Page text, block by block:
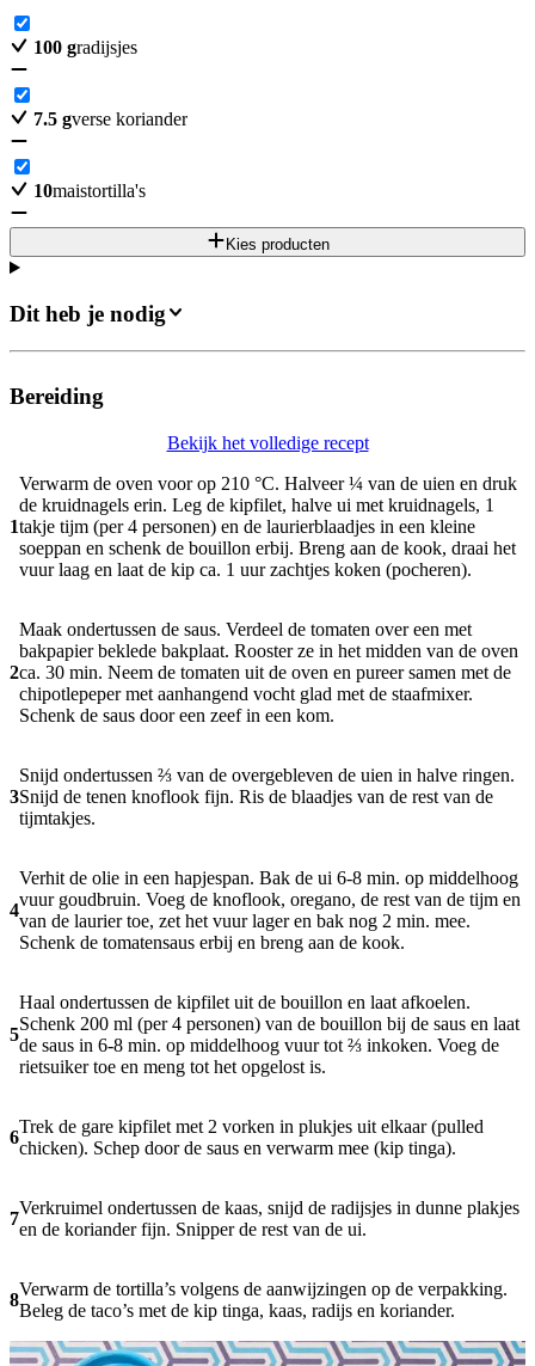
100 gradijsjes
7.5 gverse koriander
10maistortilla's
Kies producten
Dit heb je nodig
Bereiding
Bekijk het volledige recept
1
Verwarm de oven voor op 210 °C. Halveer ¼ van de uien en druk
de kruidnagels erin. Leg de kipfilet, halve ui met kruidnagels, 1
takje tijm (per 4 personen) en de laurierblaadjes in een kleine
soeppan en schenk de bouillon erbij. Breng aan de kook, draai het
vuur laag en laat de kip ca. 1 uur zachtjes koken (pocheren).
2
Maak ondertussen de saus. Verdeel de tomaten over een met
bakpapier beklede bakplaat. Rooster ze in het midden van de oven
ca. 30 min. Neem de tomaten uit de oven en pureer samen met de
chipotlepeper met aanhangend vocht glad met de staafmixer.
Schenk de saus door een zeef in een kom.
3
Snijd ondertussen ⅔ van de overgebleven de uien in halve ringen.
Snijd de tenen knoflook fijn. Ris de blaadjes van de rest van de
tijmtakjes.
4
Verhit de olie in een hapjespan. Bak de ui 6-8 min. op middelhoog
vuur goudbruin. Voeg de knoflook, oregano, de rest van de tijm en
van de laurier toe, zet het vuur lager en bak nog 2 min. mee.
Schenk de tomatensaus erbij en breng aan de kook.
5
Haal ondertussen de kipfilet uit de bouillon en laat afkoelen.
Schenk 200 ml (per 4 personen) van de bouillon bij de saus en laat
de saus in 6-8 min. op middelhoog vuur tot ⅔ inkoken. Voeg de
rietsuiker toe en meng tot het opgelost is.
6
Trek de gare kipfilet met 2 vorken in plukjes uit elkaar (pulled
chicken). Schep door de saus en verwarm mee (kip tinga).
7
Verkruimel ondertussen de kaas, snijd de radijsjes in dunne plakjes
en de koriander fijn. Snipper de rest van de ui.
8
Verwarm de tortilla’s volgens de aanwijzingen op de verpakking.
Beleg de taco’s met de kip tinga, kaas, radijs en koriander.